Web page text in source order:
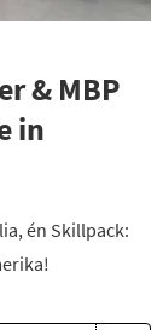
& MBP
in
én Skillpack: